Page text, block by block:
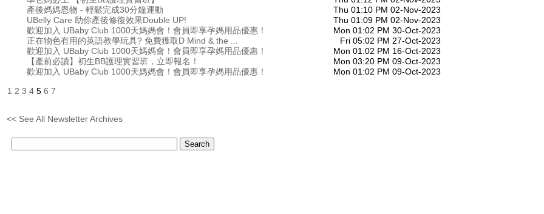
產後媽媽恩物 - 輕鬆完成30分鐘運動
Thu 01:10 PM 02-Nov-2023
UBelly Care 助你產後修復效果Double UP!
Thu 01:09 PM 02-Nov-2023
歡迎加入 UBaby Club 1000天媽媽會！會員即享孕媽用品優惠！
Mon 01:02 PM 30-Oct-2023
正在物色有用的英語教學玩具? 免費獲取D Mind & the ...
Fri 05:02 PM 27-Oct-2023
歡迎加入 UBaby Club 1000天媽媽會！會員即享孕媽用品優惠！
Mon 01:02 PM 16-Oct-2023
【產前必讀】初生BB護理實習班，立即報名！
Mon 03:20 PM 09-Oct-2023
歡迎加入 UBaby Club 1000天媽媽會！會員即享孕媽用品優惠！
Mon 01:02 PM 09-Oct-2023
1 2 3 4 5 6 7
<< See All Newsletter Archives